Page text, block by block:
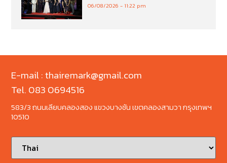
06/08/2026 11:22 pm
E-mail : thairemark@gmail.com
Tel. 083 0694516
583/3 ถนนเลียบคลองสอง แขวงบางชัน เขตคลองสามวา กรุงเทพฯ
10510